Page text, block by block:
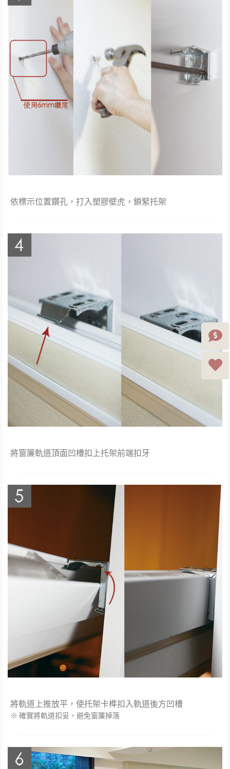
依標示位置鑽孔，打入塑膠壁虎，鎖緊托架
將窗簾軌道頂面凹槽扣上托架前端扣牙
將軌道上推放平，使托架卡榫扣入軌道後方凹槽
※ 確實將軌道扣妥，避免窗簾掉落